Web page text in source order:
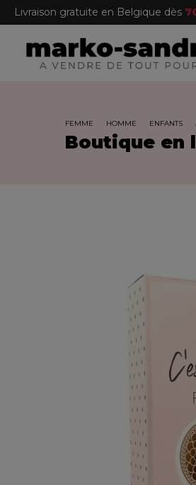
Livraison gratuite en Belgique dès
FEMME HOMME ENFANTS
Boutique en